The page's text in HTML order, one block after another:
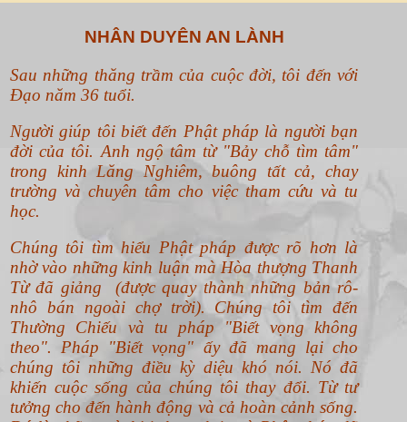
NHÂN DUYÊN AN LÀNH
Sau những thăng trầm của cuộc đời, tôi đến với
Đạo năm 36 tuổi.
Người giúp tôi biết đến Phật pháp là người bạn
đời của tôi. Anh ngộ tâm từ "Bảy chỗ tìm tâm"
trong kinh Lăng Nghiêm, buông tất cả, chay
trường và chuyên tâm cho việc tham cứu và tu
học.
Chúng tôi tìm hiểu Phật pháp được rõ hơn là
nhờ vào những kinh luận mà Hòa thượng Thanh
Từ đã giảng (được quay thành những bản rô-
nhô bán ngoài chợ trời). Chúng tôi tìm đến
Thường Chiếu và tu pháp "Biết vọng không
theo".Pháp "Biết vọng" ấy đã mang lại cho
chúng tôi những điều kỳ diệu khó nói. Nó đã
khiến cuộc sống của chúng tôi thay đổi. Từ tư
tưởng cho đến hành động và cả hoàn cảnh sống.